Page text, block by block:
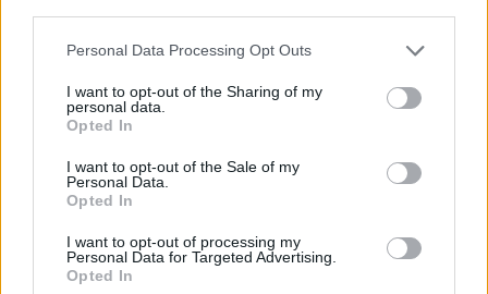
Please note that this website/app uses one or more Google
not limited to your visit or usage behaviour. You may click to
grant or deny consent to Google and its third-party tags to
use your data for below specified purposes in below Google
consent section.
Personal Data Processing Opt Outs
I want to opt-out of the Sharing of my
personal data.
Opted In
I want to opt-out of the Sale of my
Personal Data.
Opted In
I want to opt-out of processing my
Personal Data for Targeted Advertising.
Opted In
Meccs Center